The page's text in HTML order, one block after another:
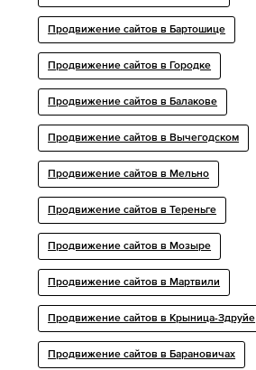
Продвижение сайтов в Бартошице
Продвижение сайтов в Городке
Продвижение сайтов в Балакове
Продвижение сайтов в Вычегодском
Продвижение сайтов в Мельно
Продвижение сайтов в Тереньге
Продвижение сайтов в Мозыре
Продвижение сайтов в Мартвили
Продвижение сайтов в Крыница-Здруйе
Продвижение сайтов в Барановичах